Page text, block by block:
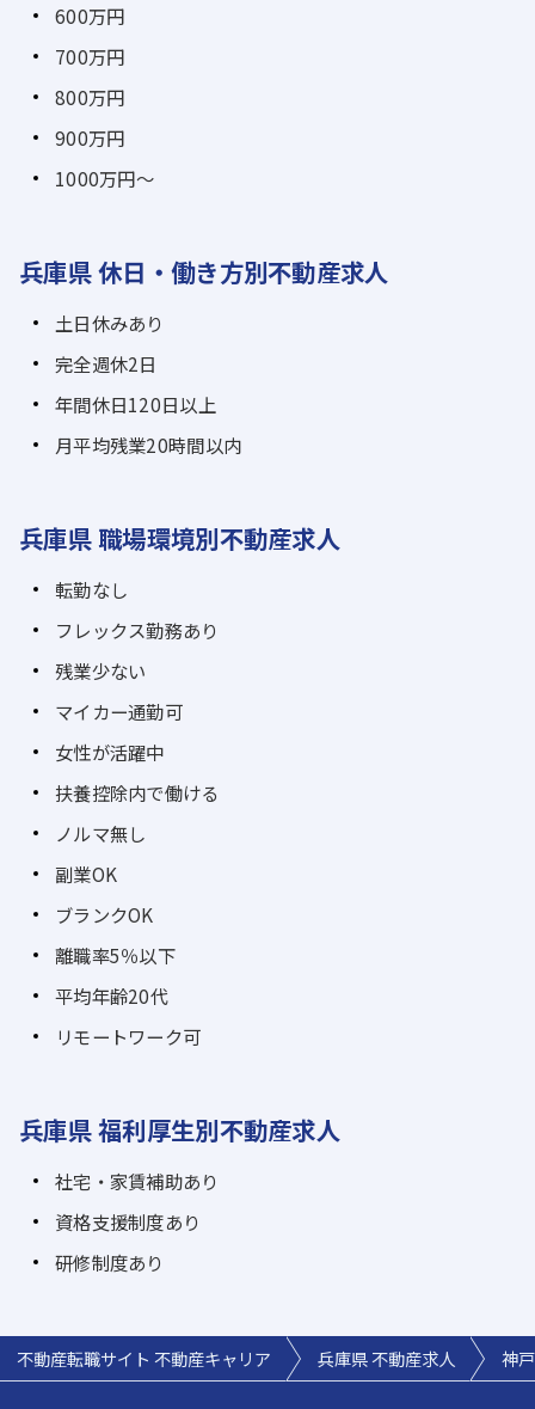
600万円
700万円
800万円
900万円
1000万円～
兵庫県 休日・働き方別不動産求人
土日休みあり
完全週休2日
年間休日120日以上
月平均残業20時間以内
兵庫県 職場環境別不動産求人
転勤なし
フレックス勤務あり
残業少ない
マイカー通勤可
女性が活躍中
扶養控除内で働ける
ノルマ無し
副業OK
ブランクOK
離職率5％以下
平均年齢20代
リモートワーク可
兵庫県 福利厚生別不動産求人
社宅・家賃補助あり
資格支援制度あり
研修制度あり
不動産転職サイト 不動産キャリア 兵庫県 不動産求人 神